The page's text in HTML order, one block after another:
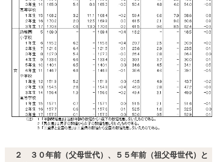
２ ３０年前（父母世代）、５５年前（祖父母世代）と